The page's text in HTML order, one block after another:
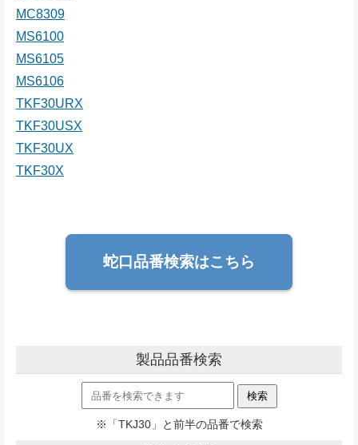
MC8309
MS6100
MS6105
MS6106
TKF30URX
TKF30USX
TKF30UX
TKF30X
蛇口品番検索はこちら
製品品番検索
※「TKJ30」と前半の品番で検索